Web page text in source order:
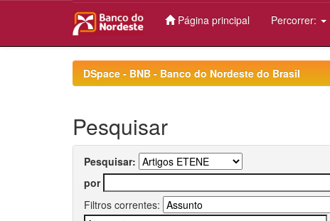
Página principal Percorrer:
DSpace - BNB - Banco do Nordeste do Brasil
Pesquisar
Pesquisar:
por
Filtros correntes: